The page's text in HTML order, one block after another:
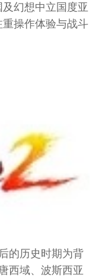
幻想中立国度亚
操作体验与战斗
的历史时期为背
西域、波斯西亚